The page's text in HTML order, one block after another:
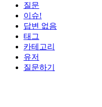
질문
이슈!
답변 없음
태그
카테고리
유저
질문하기